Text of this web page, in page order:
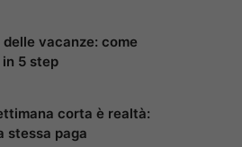
vacanze: come
5 step
corta è realtà:
stessa paga